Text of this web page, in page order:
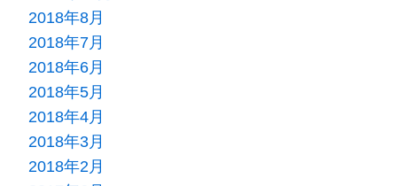
2018年8月
2018年7月
2018年6月
2018年5月
2018年4月
2018年3月
2018年2月